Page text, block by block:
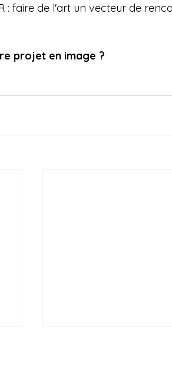
: faire de l'art un vecteur de
projet en image ?